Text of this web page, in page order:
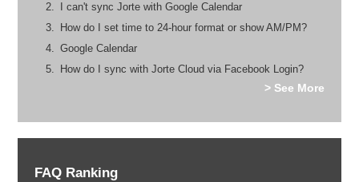
I can't sync Jorte with Google Calendar
How do I set time to 24-hour format or show AM/PM?
Google Calendar
How do I sync with Jorte Cloud via Facebook Login?
> See More
FAQ Ranking